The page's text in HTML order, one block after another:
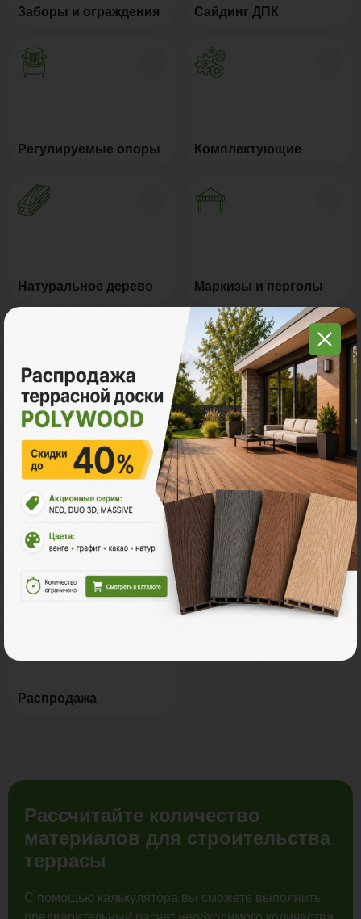
Заборы и ограждения Сайдинг ДПК
Регулируемые опоры Комплектующие
Натуральное дерево Маркизы и перголы
Грядки из ДПК Керамогранит
Новинки
Распродажа
Рассчитайте количество
материалов для строительства
террасы
С помощью калькулятора вы сможете выполнить